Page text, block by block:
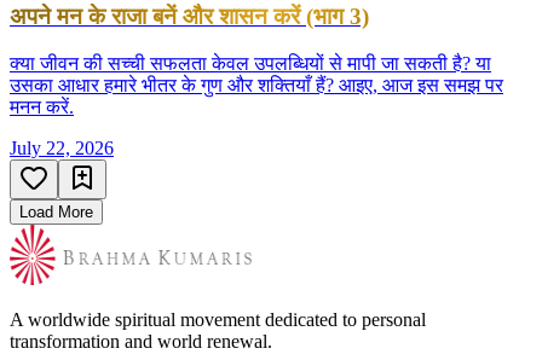
अपने मन के राजा बनें और शासन करें (भाग 3)
क्या जीवन की सच्ची सफलता केवल उपलब्धियों से मापी जा सकती है? या
उसका आधार हमारे भीतर के गुण और शक्तियाँ हैं? आइए, आज इस समझ पर
मनन करें.
July 22, 2026
Load More
A worldwide spiritual movement dedicated to personal
transformation and world renewal.